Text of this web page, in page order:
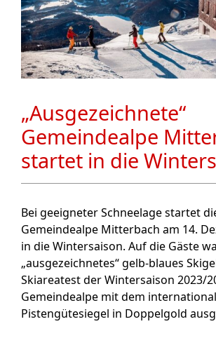
„Ausgezeichnete“
Gemeindealpe
startet in die
Bei geeigneter Schneelage startet
Gemeindealpe Mitterbach am 14.
in die Wintersaison. Auf die Gäste
„ausgezeichnetes“ gelb-blaues
Skiareatest der Wintersaison 2023/
Gemeindealpe mit dem
Pistengütesiegel in Doppelgold